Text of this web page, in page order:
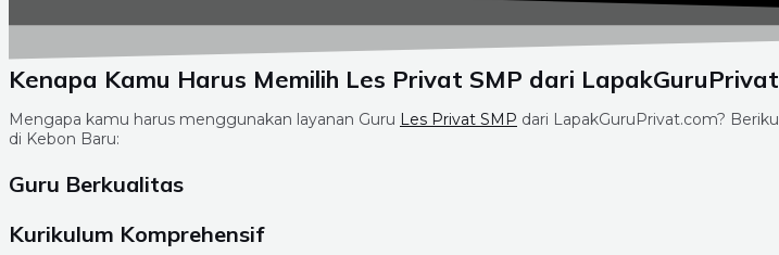
Kenapa Kamu Harus Memilih Les Privat SMP dari
Mengapa kamu harus menggunakan layanan Guru Les Privat SMP dari LapakGuruPrivat.com?
di Kebon Baru:
Guru Berkualitas
Kurikulum Komprehensif